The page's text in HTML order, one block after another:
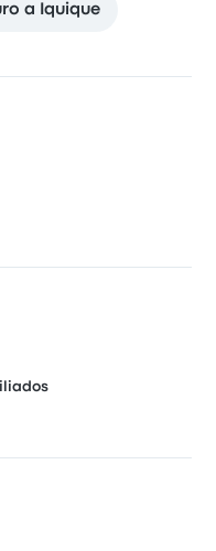
a Iquique